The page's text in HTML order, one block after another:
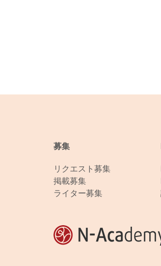
募集
リクエスト募集
掲載募集
ライター募集